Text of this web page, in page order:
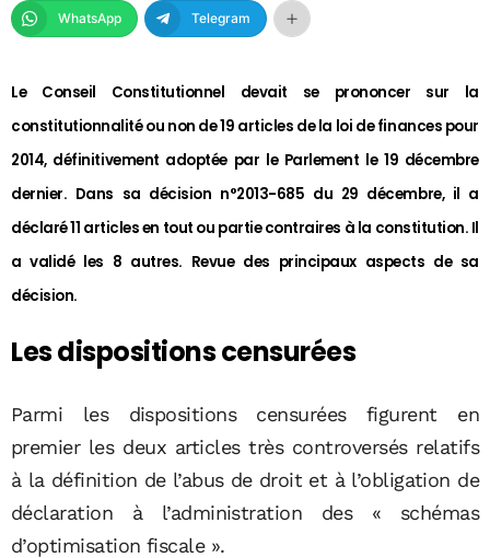
WhatsApp Telegram
Le Conseil Constitutionnel devait se prononcer sur la
constitutionnalité ou non de 19 articles de la loi de finances pour
2014, définitivement adoptée par le Parlement le 19 décembre
dernier. Dans sa décision n°2013-685 du 29 décembre, il a
déclaré 11 articles en tout ou partie contraires à la constitution. Il
a validé les 8 autres. Revue des principaux aspects de sa
décision.
Les dispositions censurées
Parmi les dispositions censurées figurent en
premier les deux articles très controversés relatifs
à la définition de l’abus de droit et à l’obligation de
déclaration à l’administration des « schémas
d’optimisation fiscale ».